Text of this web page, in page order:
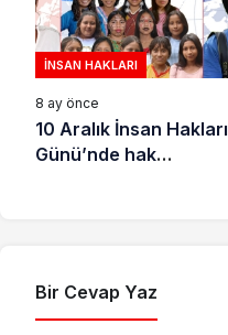
İNSAN HAKLARI
8 ay önce
10 Aralık İnsan Hakları
Günü’nde hak
Bir Cevap Yaz